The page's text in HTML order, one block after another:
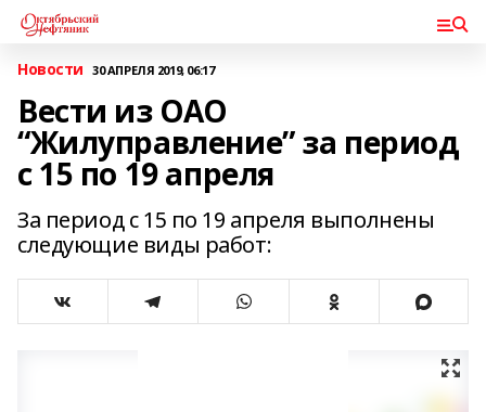
Новости 30 АПРЕЛЯ 2019, 06:17
Вести из ОАО
“Жилуправление” за период
с 15 по 19 апреля
За период с 15 по 19 апреля выполнены
следующие виды работ: